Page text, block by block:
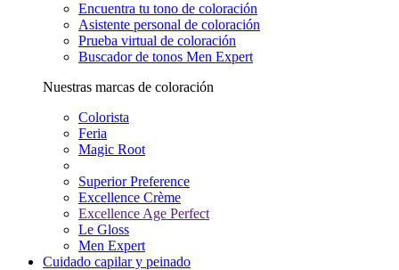
Encuentra tu tono de coloración
Asistente personal de coloración
Prueba virtual de coloración
Buscador de tonos Men Expert
Nuestras marcas de coloración
Colorista
Feria
Magic Root
Superior Preference
Excellence Crème
Excellence Age Perfect
Le Gloss
Men Expert
Cuidado capilar y peinado